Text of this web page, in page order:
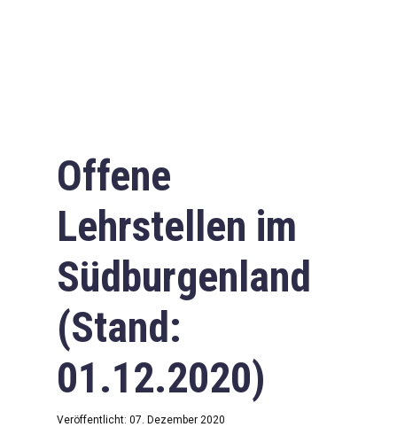
Offene
Lehrstellen im
Südburgenland
(Stand:
01.12.2020)
Veröffentlicht: 07. Dezember 2020